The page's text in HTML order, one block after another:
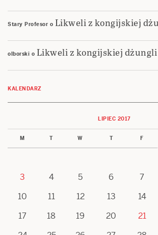
Stary Profesor o Likweli z kongijskiej
olborski o Likweli z kongijskiej dżungli
KALENDARZ
LIPIEC 2017
M T W T F
3
4 5 6 7
10
11 12 13 14
17
18 19 20 21